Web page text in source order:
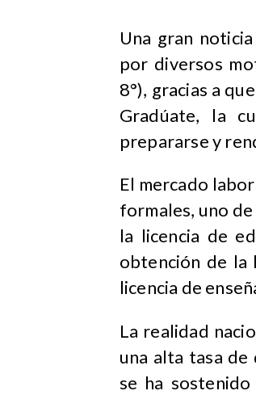
Una gran
por diversos
8°), gracias a
Gradúate, la
prepararse y
El mercado
formales, uno
la licencia de
obtención de la
licencia de
La realidad
una alta tasa de
se ha